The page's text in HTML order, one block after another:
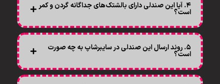
۴. آیا این صندلی دارای بالشتک‌های جداگانه گردن و کمر
است؟
۵. روند ارسال این صندلی در سایبرشاپ به چه صورت
است؟